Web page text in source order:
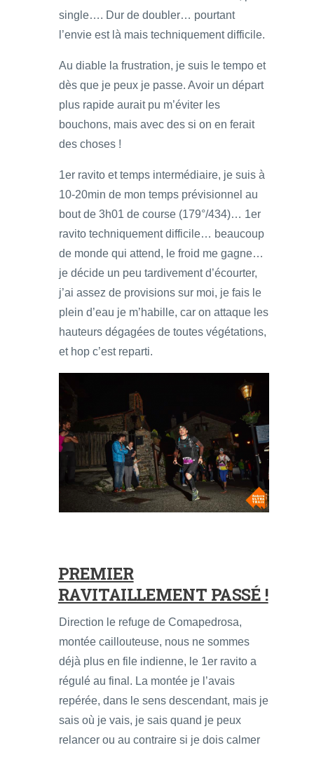
single…. Dur de doubler… pourtant
l’envie est là mais techniquement difficile.
Au diable la frustration, je suis le tempo et
dès que je peux je passe. Avoir un départ
plus rapide aurait pu m’éviter les
bouchons, mais avec des si on en ferait
des choses !
1er ravito et temps intermédiaire, je suis à
10-20min de mon temps prévisionnel au
bout de 3h01 de course (179°/434)… 1er
ravito techniquement difficile… beaucoup
de monde qui attend, le froid me gagne…
je décide un peu tardivement d’écourter,
j’ai assez de provisions sur moi, je fais le
plein d’eau je m’habille, car on attaque les
hauteurs dégagées de toutes végétations,
et hop c’est reparti.
PREMIER
RAVITAILLEMENT PASSÉ !
Direction le refuge de Comapedrosa,
montée caillouteuse, nous ne sommes
déjà plus en file indienne, le 1er ravito a
régulé au final. La montée je l’avais
repérée, dans le sens descendant, mais je
sais où je vais, je sais quand je peux
relancer ou au contraire si je dois calmer